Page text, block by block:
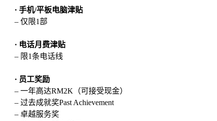
· 手机/平板电脑津贴
– 仅限1部
· 电话月费津贴
– 限1条电话线
· 员工奖励
– 一年高达RM2K（可接受现金）
– 过去成就奖Past Achievement
– 卓越服务奖